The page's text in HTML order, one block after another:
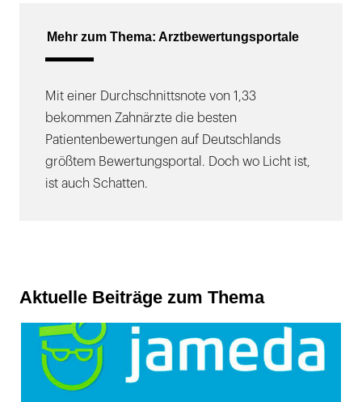
Mehr zum Thema: Arztbewertungsportale
Mit einer Durchschnittsnote von 1,33
bekommen Zahnärzte die besten
Patientenbewertungen auf Deutschlands
größtem Bewertungsportal. Doch wo Licht ist,
ist auch Schatten.
Aktuelle Beiträge zum Thema